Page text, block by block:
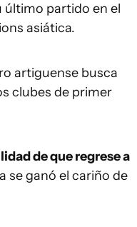
último partido en el
asiática.
artiguense busca
clubes de primer
de que regrese a
se ganó el cariño de